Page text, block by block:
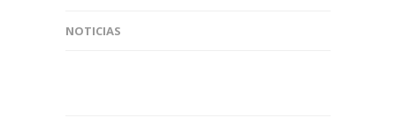
NOTICIAS